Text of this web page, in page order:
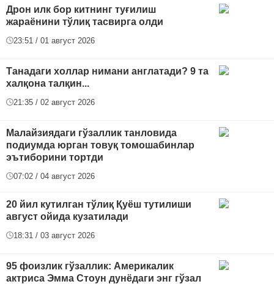
Дрон илк бор китнинг туғилиш
жараёнини тўлиқ тасвирга олди
23:51 / 01 август 2026
Танадаги холлар нимани англатади? 9 та
халқона талқин...
21:35 / 02 август 2026
Малайзиядаги гўзаллик танловида
подиумда юрган товуқ томошабинлар
эътиборини тортди
07:02 / 04 август 2026
20 йил кутилган тўлиқ Қуёш тутилиши
август ойида кузатилади
18:31 / 03 август 2026
95 фоизлик гўзаллик: Америкалик
актриса Эмма Стоун дунёдаги энг гўзал